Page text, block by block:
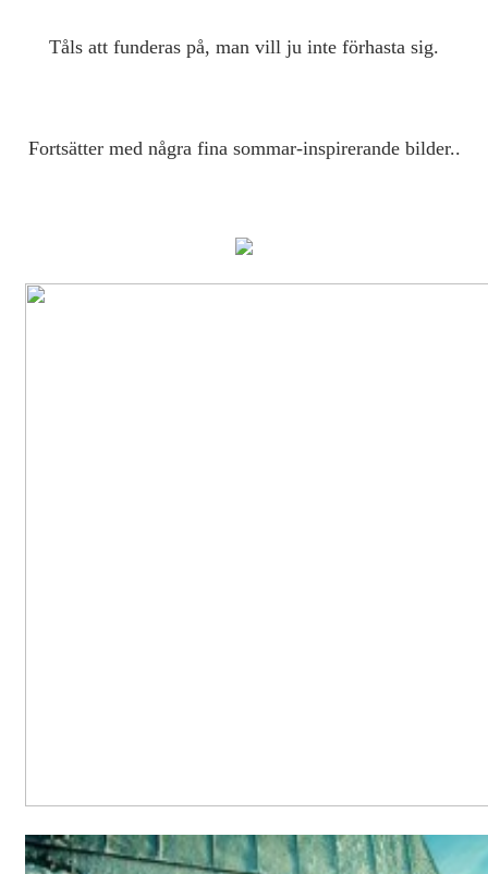
Tåls att funderas på, man vill ju inte förhasta sig.
Fortsätter med några fina sommar-inspirerande bilder..